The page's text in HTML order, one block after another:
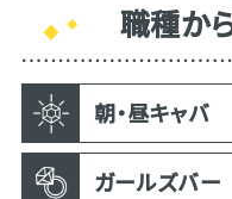
職種か
朝・昼キャバ
ガールズバー